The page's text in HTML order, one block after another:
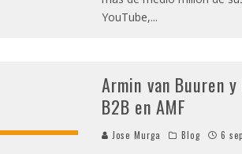
YouTube,...
Armin van Buuren
B2B en AMF
Jose Murga Blog 6